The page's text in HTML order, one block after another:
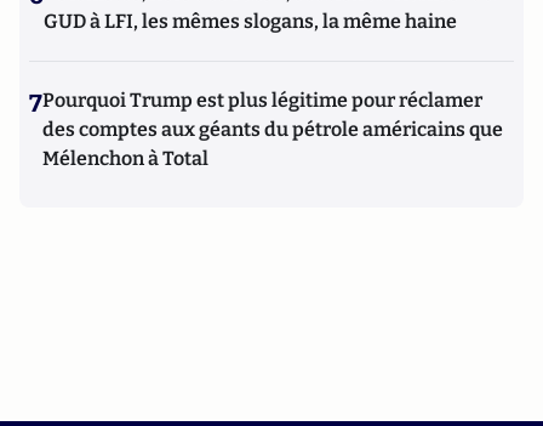
GUD à LFI, les mêmes slogans, la même haine
7Pourquoi Trump est plus légitime pour réclamer
des comptes aux géants du pétrole américains que
Mélenchon à Total